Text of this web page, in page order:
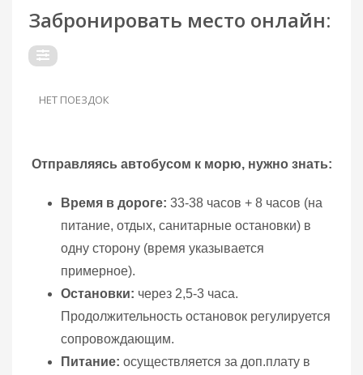
Забронировать место онлайн:
НЕТ ПОЕЗДОК
Отправляясь автобусом к морю, нужно знать:
Время в дороге: 33-38 часов + 8 часов (на
питание, отдых, санитарные остановки) в
одну сторону (время указывается
примерное).
Остановки: через 2,5-3 часа.
Продолжительность остановок регулируется
сопровождающим.
Питание: осуществляется за доп.плату в